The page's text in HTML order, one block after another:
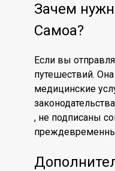
Зачем
Самоа?
Если вы
путешествий.
медицинские
, не подписаны